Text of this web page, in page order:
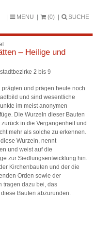
MENU (0) SUCHE
– Heilige und
2 bis 9
prägten und prägen heute noch
und sind wesentliche
im meist anonymen
Die Wurzeln dieser Bauten
in die Vergangenheit und
mehr als solche zu erkennen.
Wurzeln, nennt
und weist auf die
zur Siedlungsentwicklung hin.
Kirchenbauten und der die
Orden sowie der
tragen dazu bei, das
Bauten abzurunden.